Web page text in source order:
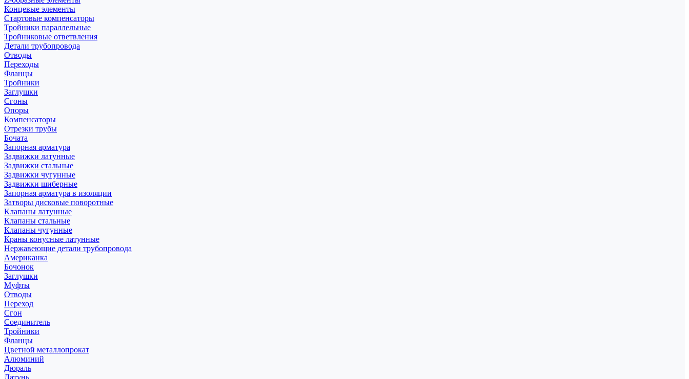
Концевые элементы
Стартовые компенсаторы
Тройники параллельные
Тройниковые ответвления
Детали трубопровода
Отводы
Переходы
Фланцы
Тройники
Заглушки
Сгоны
Опоры
Компенсаторы
Отрезки трубы
Бочата
Запорная арматура
Задвижки латунные
Задвижки стальные
Задвижки чугунные
Задвижки шиберные
Запорная арматура в изоляции
Затворы дисковые поворотные
Клапаны латунные
Клапаны стальные
Клапаны чугунные
Краны конусные латунные
Нержавеющие детали трубопровода
Американка
Бочонок
Заглушки
Муфты
Отводы
Переход
Сгон
Соединитель
Тройники
Фланцы
Цветной металлопрокат
Алюминий
Дюраль
Латунь